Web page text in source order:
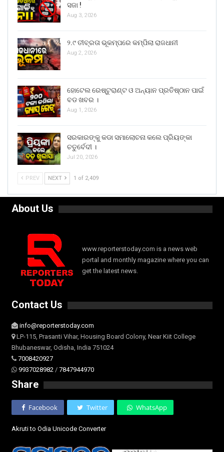
ସଜା !
Aug 3, 2026
୨.୯ ତୀବ୍ରତା ଭୂକମ୍ପରେ କମ୍ପିଲା ରାଜଧାନୀ
Aug 2, 2026
ହୋଟେଲ ରେଷ୍ଟୁରାଣ୍ଟ ଓ ଅନ୍ୟାନ ପ୍ରତିଷ୍ଠାନ ପାଇଁ
ବଡ ଖବର ।
Aug 1, 2026
ସରକାରଙ୍କୁ କଡା ସମାଲୋଚନା କଲେ ପ୍ରିୟଙ୍କା
ଚତୁର୍ବେଦୀ ।
Jul 20, 2026
PREV NEXT 1 of 2,409
About Us
www.reporterstoday.com is a news web
portal and monthly magazine where you can
get the latest news.
Contact Us
info@reporterstoday.com
LP-115, Prasanti Vihar, Housing Board Colony, Near Kiit College
Bhubaneswar, Odisha, India 751024
7008420927
9937028982 / 7847944970
Share
Facebook Twitter WhatsApp
Akruti to Odia Unicode Converter